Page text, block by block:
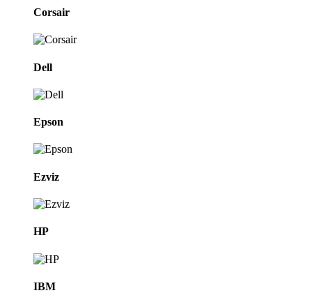
Corsair
Dell
Epson
Ezviz
HP
IBM